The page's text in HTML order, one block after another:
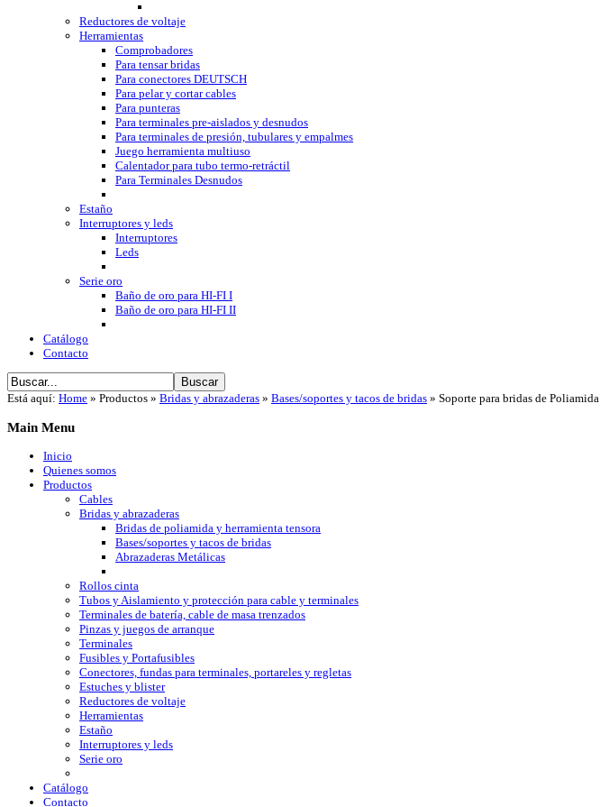
Reductores de voltaje
Herramientas
Comprobadores
Para tensar bridas
Para conectores DEUTSCH
Para pelar y cortar cables
Para punteras
Para terminales pre-aislados y desnudos
Para terminales de presión, tubulares y empalmes
Juego herramienta multiuso
Calentador para tubo termo-retráctil
Para Terminales Desnudos
Estaño
Interruptores y leds
Interruptores
Leds
Serie oro
Baño de oro para HI-FI I
Baño de oro para HI-FI II
Catálogo
Contacto
Está aquí: Home » Productos » Bridas y abrazaderas » Bases/soportes y tacos de bridas » Soporte para bridas de Poliamida
Main Menu
Inicio
Quienes somos
Productos
Cables
Bridas y abrazaderas
Bridas de poliamida y herramienta tensora
Bases/soportes y tacos de bridas
Abrazaderas Metálicas
Rollos cinta
Tubos y Aislamiento y protección para cable y terminales
Terminales de batería, cable de masa trenzados
Pinzas y juegos de arranque
Terminales
Fusibles y Portafusibles
Conectores, fundas para terminales, portareles y regletas
Estuches y blister
Reductores de voltaje
Herramientas
Estaño
Interruptores y leds
Serie oro
Catálogo
Contacto